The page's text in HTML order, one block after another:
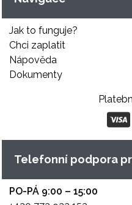
Jak to funguje?
Chci zaplatit
Nápověda
Dokumenty
Telefonní podpora
PO-PÁ 9:00 – 15:00